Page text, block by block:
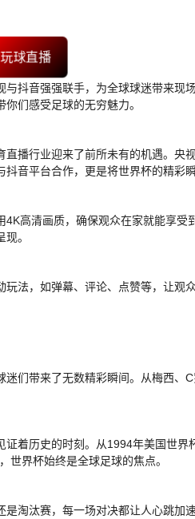
玩球直播
与抖音强强联手，为全球球迷带来现
们感受足球的无穷魅力。
播行业迎来了前所未有的机遇。央
音平台合作，更是将世界杯的精彩
高清画质，确保观众在家就能享
。
法，如弹幕、评论、点赞等，让观
们带来了无数精彩瞬间。从梅西、
着历史的时刻。从1994年美国世界
世界杯始终是全球足球的焦点。
淘汰赛，每一场对决都让人心跳加